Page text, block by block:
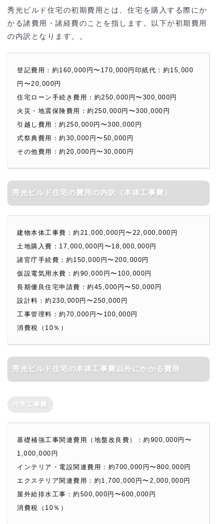
秀光ビルド住宅の初期費用とは、住宅を購入する際にか
かる諸費用・諸経費のことを指します。以下が初期費用
の内訳となります。。
登記費用：約160,000円〜170,000円印紙代：約15,000
円〜20,000円
住宅ローン手続き費用：約250,000円〜300,000円
火災・地震保険費用：約250,000円〜300,000円
引越し費用：約250,000円〜300,000円
式祭典費用：約30,000円〜50,000円
その他費用：約20,000円〜30,000円
秀光ビルド住宅の費用の内訳（本体工事費）
建物本体工事費：約21,000,000円〜22,000,000円
土地購入費：17,000,000円〜18,000,000円
諸官庁手続費：約150,000円〜200,000円
仮設電気用水費：約90,000円〜100,000円
長期優良住宅申請費：約45,000円〜50,000円
設計料：約230,000円〜250,000円
工事管理料：約70,000円〜100,000円
消費税（10％）
秀光ビルド住宅の本体工事費以外にかかる費用
付帯工事費
基礎補強工事関連費用（地盤改良費）：約900,000円〜
1,000,000円
インテリア・電設関連費用：約700,000円〜800,000円
エクステリア関連費用：約1,700,000円〜2,000,000円
屋外給排水工事：約500,000円〜600,000円
消費税（10％）